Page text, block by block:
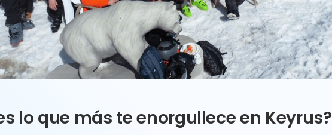
lo que más te enorgullece en Keyrus?